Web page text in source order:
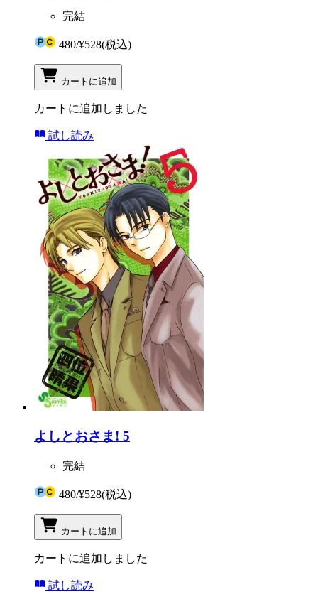
完結
480/¥528(税込)
カートに追加
カートに追加しました
試し読み
よしとおさま! 5
完結
480/¥528(税込)
カートに追加
カートに追加しました
試し読み